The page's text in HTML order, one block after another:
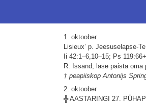
1. oktoober
Lisieux’ p. Jeesuselapse-
Ii 42:1–6,10–15; Ps
R: Issand, lase paista oma
† peapiiskop Antonijs
2. oktoober
╬ AASTARINGI 27.